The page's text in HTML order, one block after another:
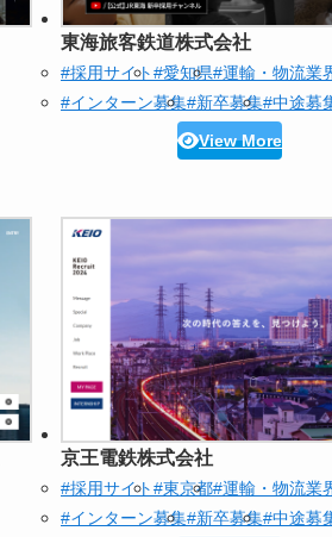
東海旅客鉄道株式会社
#採用サイト#愛知県#運輸・物流業
#インターン募集#新卒募集#中途募
View More
京王電鉄株式会社
#採用サイト#東京都#運輸・物流業
#インターン募集#新卒募集#中途募